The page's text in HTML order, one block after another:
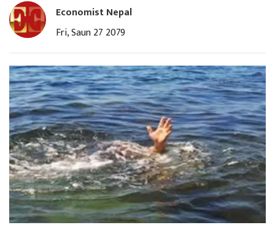
Economist Nepal
Fri, Saun 27 2079